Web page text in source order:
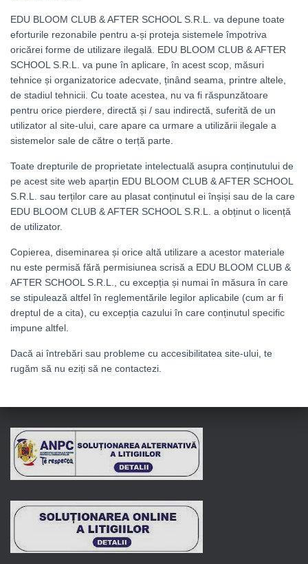
EDU BLOOM CLUB & AFTER SCHOOL S.R.L. va depune toate
eforturile rezonabile pentru a-și proteja sistemele împotriva
oricărei forme de utilizare ilegală. EDU BLOOM CLUB & AFTER
SCHOOL S.R.L. va pune în aplicare, în acest scop, măsuri
tehnice și organizatorice adecvate, ținând seama, printre altele,
de stadiul tehnicii. Cu toate acestea, nu va fi răspunzătoare
pentru orice pierdere, directă și / sau indirectă, suferită de un
utilizator al site-ului, care apare ca urmare a utilizării ilegale a
sistemelor sale de către o terță parte.
Toate drepturile de proprietate intelectuală asupra conținutului de
pe acest site web aparțin EDU BLOOM CLUB & AFTER SCHOOL
S.R.L. sau terților care au plasat conținutul ei înșiși sau de la care
EDU BLOOM CLUB & AFTER SCHOOL S.R.L. a obținut o licență
de utilizator.
Copierea, diseminarea și orice altă utilizare a acestor materiale
nu este permisă fără permisiunea scrisă a EDU BLOOM CLUB &
AFTER SCHOOL S.R.L., cu excepția și numai în măsura în care
se stipulează altfel în reglementările legilor aplicabile (cum ar fi
dreptul de a cita), cu excepția cazului în care conținutul specific
impune altfel.
Dacă ai întrebări sau probleme cu accesibilitatea site-ului, te
rugăm să nu eziți să ne contactezi.